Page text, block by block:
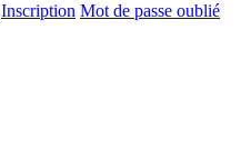
Inscription Mot de passe oublié